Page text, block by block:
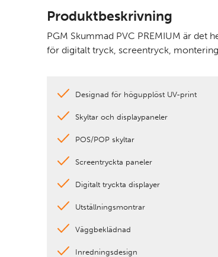
Produktbeskrivning
PGM Skummad PVC PREMIUM är det
för digitalt tryck, screentryck,
Designad för högupplöst UV-print
Skyltar och displaypaneler
POS/POP skyltar
Screentryckta paneler
Digitalt tryckta displayer
Utställningsmontrar
Väggbeklädnad
Inredningsdesign